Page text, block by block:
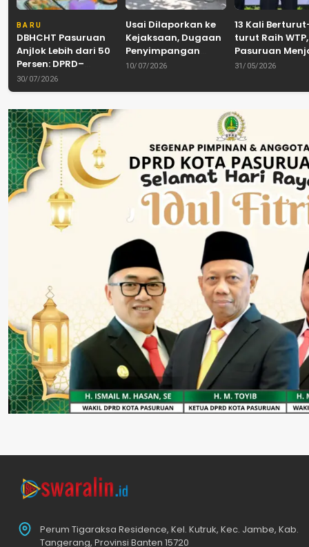
BARU
DBHCHT Pasuruan
Anjlok Lebih dari 50
Persen: DPRD–
Pemkab–Bea Cukai
Perkuat Perang
Rokok Ilegal
30/07/2026
Usai Dilaporkan ke
Kejaksaan, Dugaan
Penyimpangan
Banpol PDIP
Dinyatakan Tuntas
10/07/2026
13 Kali
turut Raih WTP,
Pasuruan
Tradisi
Tengah
31/05/2026
Perum Tigaraksa Residence, Kel. Kutruk, Kec. Jambe, Kab.
Tangerang, Provinsi Banten 15720